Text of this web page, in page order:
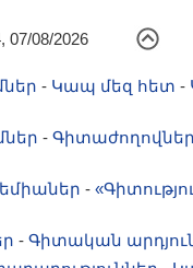
08/2026
- Կապ մեզ հետ -
- Գիտաժողովներ
-
- Գիտական